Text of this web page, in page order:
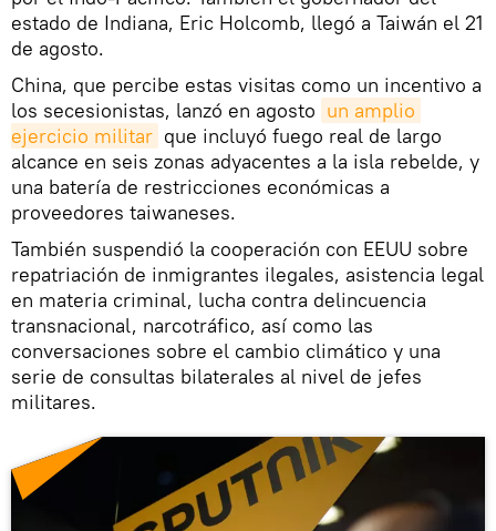
estado de Indiana, Eric Holcomb, llegó a Taiwán el 21
de agosto.
China, que percibe estas visitas como un incentivo a
los secesionistas, lanzó en agosto un amplio
ejercicio militar que incluyó fuego real de largo
alcance en seis zonas adyacentes a la isla rebelde, y
una batería de restricciones económicas a
proveedores taiwaneses.
También suspendió la cooperación con EEUU sobre
repatriación de inmigrantes ilegales, asistencia legal
en materia criminal, lucha contra delincuencia
transnacional, narcotráfico, así como las
conversaciones sobre el cambio climático y una
serie de consultas bilaterales al nivel de jefes
militares.